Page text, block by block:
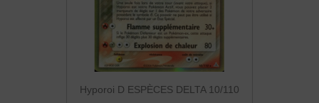
Hyporoi D ESPÈCES DELTA 10/110